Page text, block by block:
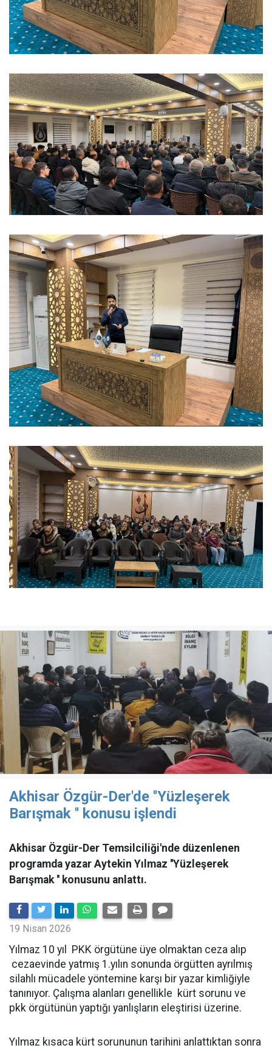
Akhisar Özgür-Der'de ''Yüzleşerek
Barışmak '' konusu işlendi
Akhisar Özgür-Der Temsilciliği'nde düzenlenen
programda yazar Aytekin Yılmaz ''Yüzleşerek
Barışmak '' konusunu anlattı.
19 Nisan 2026
Yılmaz 10 yıl PKK örgütüne üye olmaktan ceza alıp
cezaevinde yatmış 1.yılın sonunda örgütten ayrılmış
silahlı mücadele yöntemine karşı bir yazar kimliğiyle
tanınıyor. Çalışma alanları genellikle kürt sorunu ve
pkk örgütünün yaptığı yanlışların eleştirisi üzerine.
Yılmaz kısaca kürt sorununun tarihini anlattıktan sonra